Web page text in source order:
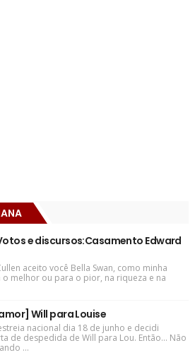
e discursos:Casamento Edward
aceito você Bella Swan, como minha
o melhor ou para o pior, na riqueza e na
Will para Louise
nacional dia 18 de junho e decidi
de despedida de Will para Lou. Então... Não
...